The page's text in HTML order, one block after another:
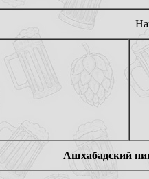
Ашхабадский